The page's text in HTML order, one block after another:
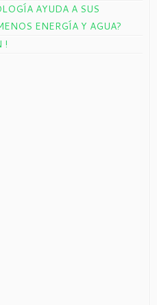
AYUDA A SUS
ENERGÍA Y AGUA?
!